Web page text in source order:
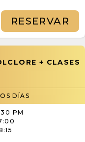
RESERVAR
+ CLASES
DÍAS
PM